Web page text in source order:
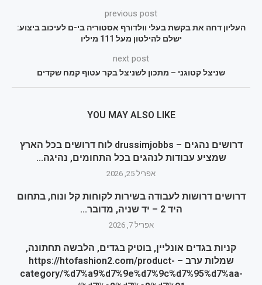
previous post
העליון דחה את בקשת בעלי וולדורף אסטוריה בי-ם לעיכוב ביצוע:
ישלם להילטון מעל 111 מיליו
next post
שניצל קטוגני – מתכון לשניצל בקר עטוף קמח שקדים
YOU MAY ALSO LIKE
דרושים נהגים – drussimjobbs לוח דרושים בכל הארץ
שמציע עבודות לנהגים בכל התחומים, נהיגה...
אפריל 25, 2026
דרושים דרושות לעבודה בשירות לקוחות קל ונוח, בתחום
היד 2 – יד שניה, מדובר...
אפריל 7, 2026
קניות בגדים אונליין, בוטיק בגדים, הלבשה תחתונה,
שמלות ערב – https://htofashion2.com/product-
category/%d7%a9%d7%9e%d7%9c%d7%95%d7%aa-